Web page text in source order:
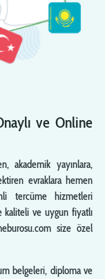
ve Online
akademik yayınlara,
evraklara hemen
tercüme hizmetleri
kaliteli ve uygun fiyatlı
size özel
belgeleri, diploma ve